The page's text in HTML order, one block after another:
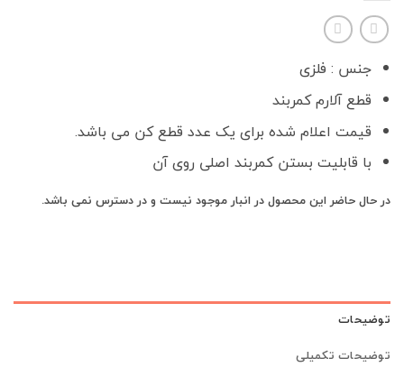
جنس : فلزی
قطع آلارم کمربند
قیمت اعلام شده برای یک عدد قطع کن می باشد.
با قابلیت بستن کمربند اصلی روی آن
در حال حاضر این محصول در انبار موجود نیست و در دسترس نمی باشد.
توضیحات
توضیحات تکمیلی